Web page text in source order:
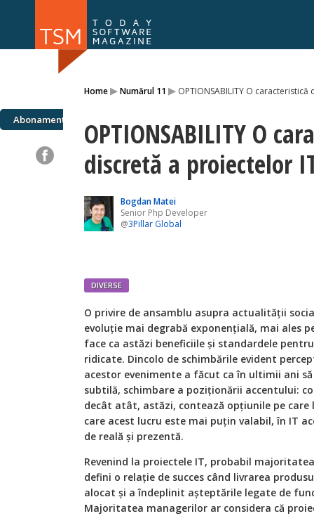
Home▸Numărul 11 ▸ OPTIONSABILITY O
Abonamente
OPTIONSABILITY O
discretă a proiectelor
Bogdan Matei
Senior Php Developer
@3Pillar Global
DIVERSE
O privire de ansamblu asupra actualității
evoluție mai degrabă exponențială, mai ales
face ca astăzi beneficiile și standardele
ridicate. Dincolo de schimbările evident
acestor evenimente a făcut ca în ultimii ani
subtilă, schimbare a poziționării accentului:
decât atât, astăzi, contează opțiunile pe care
care acest lucru este mai puțin valabil, în IT
de reală și prezentă.
Revenind la proiectele IT, probabil
defini o relație de succes când livrarea
alocat și a îndeplinit așteptările legate de
Majoritatea managerilor ar considera că